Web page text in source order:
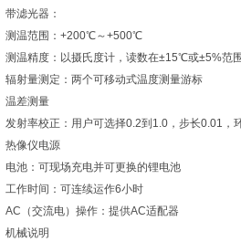
带滤光器：
测温范围：+200℃～+500℃
测温精度：以摄氏度计，读数在±15℃或±5%范
辐射量测定：两个可移动式温度测量游标
温差测量
发射率校正：用户可选择0.2到1.0，步长0.01，
热像仪电源
电池：可现场充电并可更换的锂电池
工作时间：可连续运作6小时
AC（交流电）操作：提供AC适配器
机械说明